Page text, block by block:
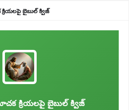
క్రియలపై బైబుల్ క్విజ్
క్రియలపై బైబుల్ క్విజ్